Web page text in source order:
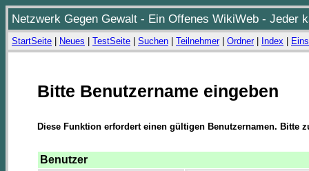
Netzwerk Gegen Gewalt - Ein Offenes WikiWeb - Jeder
StartSeite Neues TestSeite Suchen Teilnehmer| Ordner| Index
Bitte Benutzername eingeben
Diese Funktion erfordert einen gültigen Benutzernamen. Bitte
Benutzer